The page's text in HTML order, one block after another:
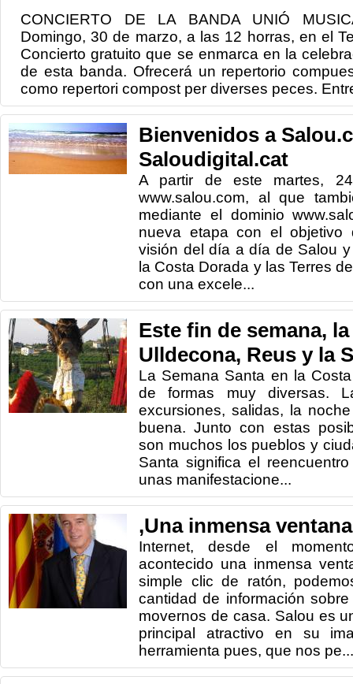
CONCIERTO DE LA BANDA UNIÓ
Domingo, 30 de marzo, a las 12 horras, en el
Concierto gratuito que se enmarca en la
de esta banda. Ofrecerá un repertorio
como repertori compost per diverses peces.
Bienvenidos a
Saloudigital.cat
A partir de este martes,
www.salou.com, al que
mediante el dominio
nueva etapa con el objetivo
visión del día a día de Salou
la Costa Dorada y las Terres
con una excele...
Este fin de semana,
Ulldecona, Reus y la
La Semana Santa en la
de formas muy diversas.
excursiones, salidas, la
buena. Junto con estas
son muchos los pueblos y
Santa significa el
unas manifestacione...
,Una inmensa
Internet, desde el
acontecido una inmensa
simple clic de ratón,
cantidad de información
movernos de casa. Salou es
principal atractivo en su
herramienta pues, que nos pe...